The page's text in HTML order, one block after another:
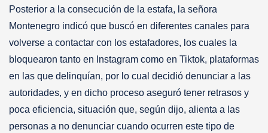
Posterior a la consecución de la estafa, la señora
Montenegro indicó que buscó en diferentes canales para
volverse a contactar con los estafadores, los cuales la
bloquearon tanto en Instagram como en Tiktok, plataformas
en las que delinquían, por lo cual decidió denunciar a las
autoridades, y en dicho proceso aseguró tener retrasos y
poca eficiencia, situación que, según dijo, alienta a las
personas a no denunciar cuando ocurren este tipo de